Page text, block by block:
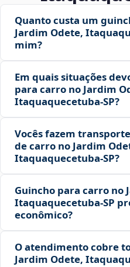
Quanto custa um
Jardim Odete,
mim?
Em quais situações
para carro no Jardim
Itaquaquecetuba‑SP?
Vocês fazem
de carro no Jardim
Itaquaquecetuba‑SP?
Guincho para carro no
Itaquaquecetuba‑SP
econômico?
O atendimento cobre
Jardim Odete,